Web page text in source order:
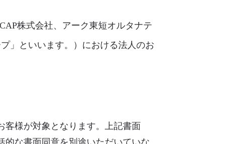
株式会社、アーク東短オルタナテ
」といいます。）における法人のお
客様が対象となります。上記書面
的な書面同意を別途いただいていな